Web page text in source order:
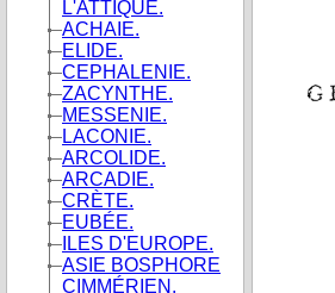
L'ATTIQUE.
ACHAIE.
ELIDE.
CEPHALENIE.
ZACYNTHE.
MESSENIE.
LACONIE.
ARCOLIDE.
ARCADIE.
CRÈTE.
EUBÉE.
ILES D'EUROPE.
ASIE BOSPHORE
CIMMÉRIEN.